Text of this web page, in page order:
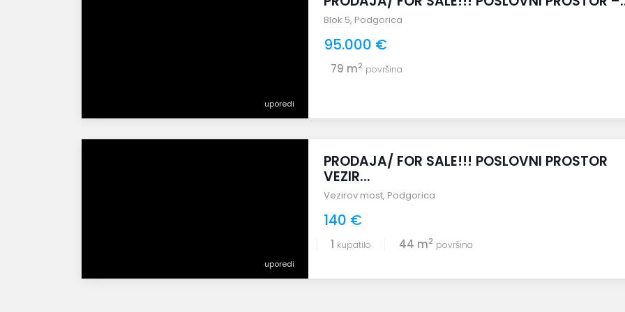
uporedi
Blok 5, Podgorica
95.000 €
79 m2 površina
uporedi
PRODAJA/ FOR SALE!!! POSLOVNI PROSTOR
VEZIR...
Vezirov most, Podgorica
140 €
1 kupatilo 44 m2 površina